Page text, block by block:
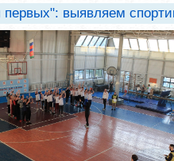
выявляем